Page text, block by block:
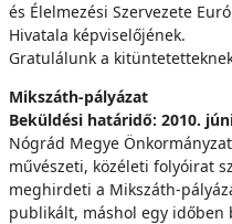
és Élelmezési Szervezete
Hivatala képviselőjének.
Gratulálunk a
Mikszáth-pályázat
Beküldési határidő: 2010.
Nógrád Megye
művészeti, közéleti folyóirat
meghirdeti a Mikszáth-
publikált, máshol egy